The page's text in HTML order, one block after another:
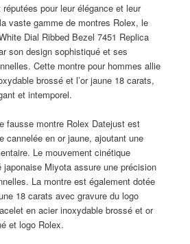
pour leur élégance et leur
vaste gamme de montres Rolex, le
Dial Ribbed Bezel 7451 Replica
son design sophistiqué et ses
Cette montre pour hommes allie
brossé et l’or jaune 18 carats,
et intemporel.
fausse montre Rolex Datejust est
cannelée en or jaune, ajoutant une
Le mouvement cinétique
japonaise Miyota assure une précision
La montre est également dotée
18 carats avec gravure du logo
en acier inoxydable brossé et or
et logo Rolex.